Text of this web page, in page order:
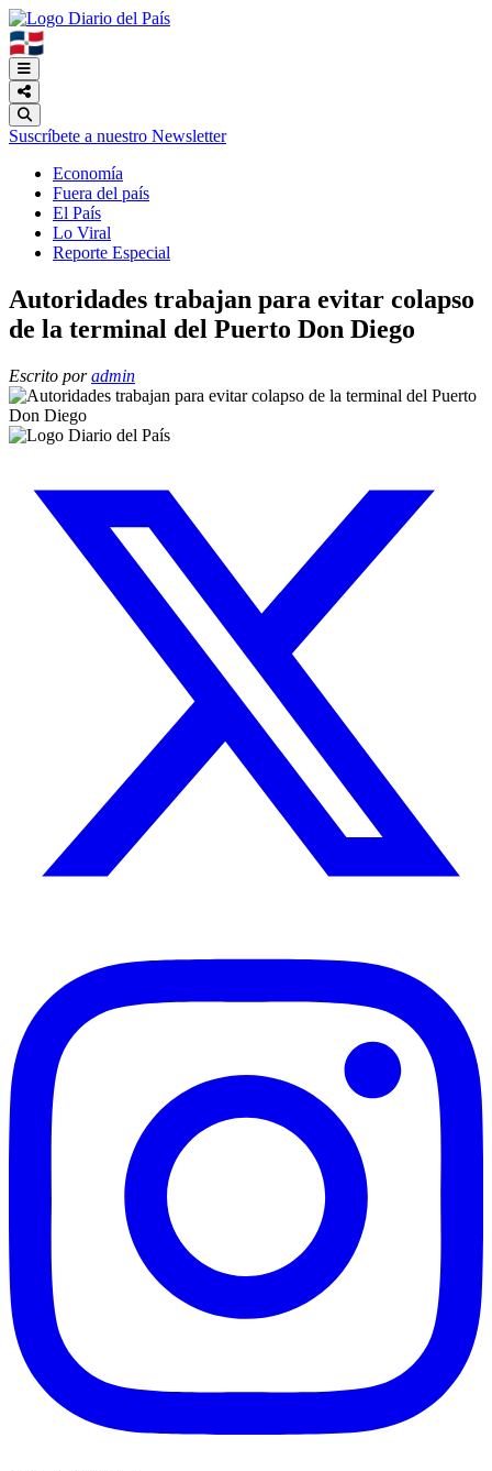
🇩🇴
Suscríbete a nuestro Newsletter
Economía
Fuera del país
El País
Lo Viral
Reporte Especial
Autoridades trabajan para evitar colapso
de la terminal del Puerto Don Diego
Escrito poradmin